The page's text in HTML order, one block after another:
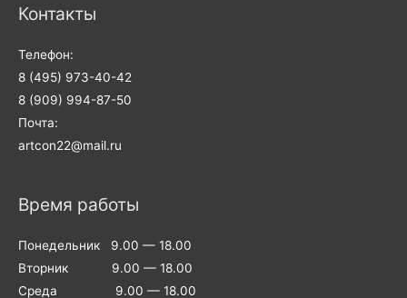
Контакты
Телефон:
8 (495) 973-40-42
8 (909) 994-87-50
Почта:
artcon22@mail.ru
Время работы
Понедельник 9.00 — 18.00
Вторник 9.00 — 18.00
Среда 9.00 — 18.00